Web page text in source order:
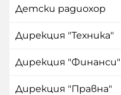
Детски радиохор
Дирекция "Техника"
Дирекция "Финанси"
Дирекция "Правна"